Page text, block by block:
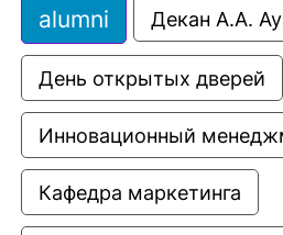
alumni Декан А.А.
День открытых дверей
Инновационный
Кафедра маркетинга